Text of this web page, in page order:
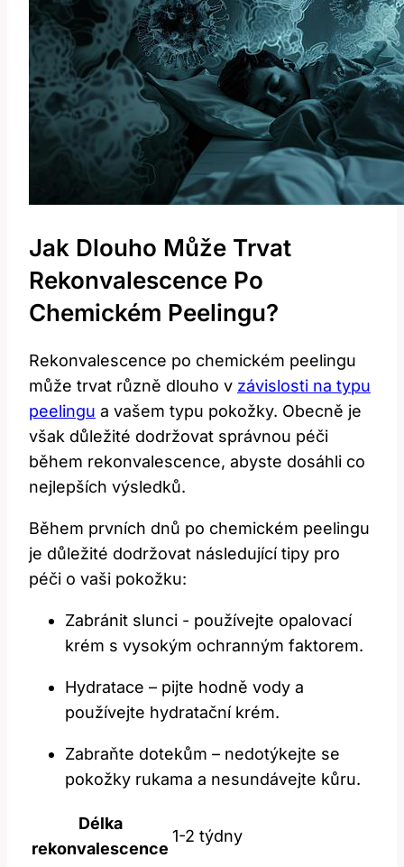
Jak Dlouho Může ⁢trvat⁤
Rekonvalescence‌ Po
Chemickém Peelingu?
Rekonvalescence⁢ po chemickém ​peelingu
může⁣ trvat různě dlouho v závislosti na typu
peelingu a⁣ vašem typu pokožky. ‍Obecně je
však důležité dodržovat správnou péči
během rekonvalescence, abyste dosáhli​ co
nejlepších výsledků.
Během prvních dnů po chemickém peelingu
je důležité⁣ dodržovat následující⁣ tipy pro
péči o vaši pokožku:
Zabránit slunci ‍- používejte opalovací‍
krém s vysokým ochranným faktorem.
Hydratace – pijte ⁣hodně ⁤vody‍ a⁢
používejte⁢ hydratační krém.
Zabraňte dotekům – nedotýkejte se
pokožky ‍rukama a nesundávejte kůru.
Délka
rekonvalescence
1-2 týdny